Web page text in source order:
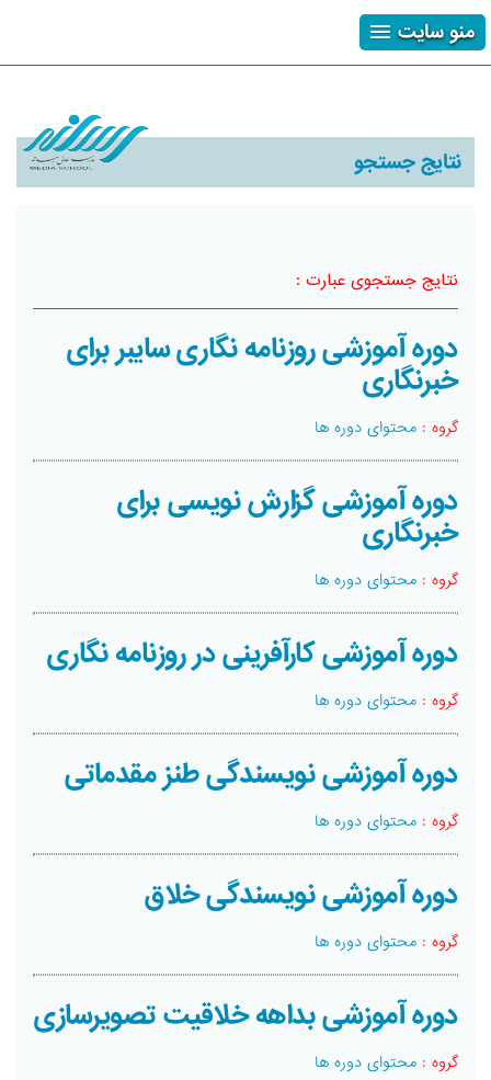
منو سایت
نتایج جستجو
نتایج جستجوی عبارت :
دوره آموزشی روزنامه نگاری سایبر برای
خبرنگاری
گروه : محتوای دوره ها
دوره آموزشی گزارش نویسی برای
خبرنگاری
گروه : محتوای دوره ها
دوره آموزشی کارآفرینی در روزنامه نگاری
گروه : محتوای دوره ها
دوره آموزشی نویسندگی طنز مقدماتی
گروه : محتوای دوره ها
دوره آموزشی نویسندگی خلاق
گروه : محتوای دوره ها
دوره آموزشی بداهه خلاقیت تصویرسازی
گروه : محتوای دوره ها